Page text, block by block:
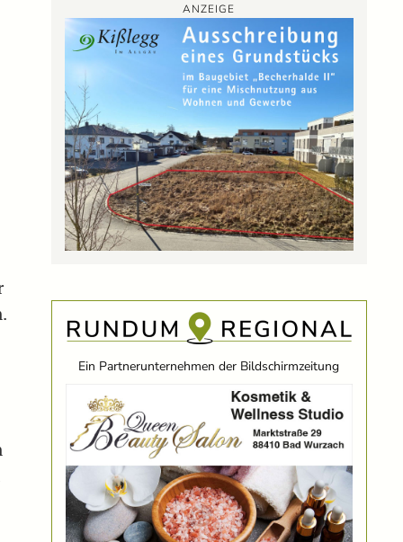
ANZEIGE
Ein Partnerunternehmen der Bildschirmzeitung